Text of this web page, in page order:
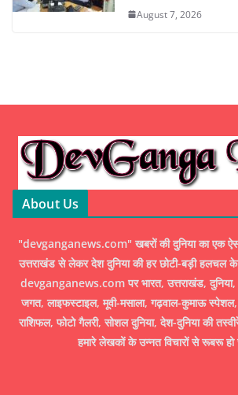
August 7, 2026
About Us
"devganganews.com" खबरों की दुनिया का एक
उत्तराखंड से लेकर देश दुनिया की हर छोटी-बड़ी हलचल
devganganews.com पर भारत, उत्तराखंड,
जगत, लाइफस्टाइल, मूवी-मसाला, गढ़वाल-कुमाऊ स्पेशल,
राशिफल, फोटो गैलरी, सोशल दुनिया, देश-दुनिया की
हमारे लेखकों के उन्नत विचारों से रूबरू